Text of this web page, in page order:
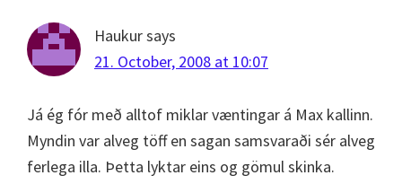
Haukursays
21. October, 2008 at 10:07
Já ég fór með alltof miklar væntingar á Max kallinn.
Myndin var alveg töff en sagan samsvaraði sér alveg
ferlega illa. Þetta lyktar eins og gömul skinka.